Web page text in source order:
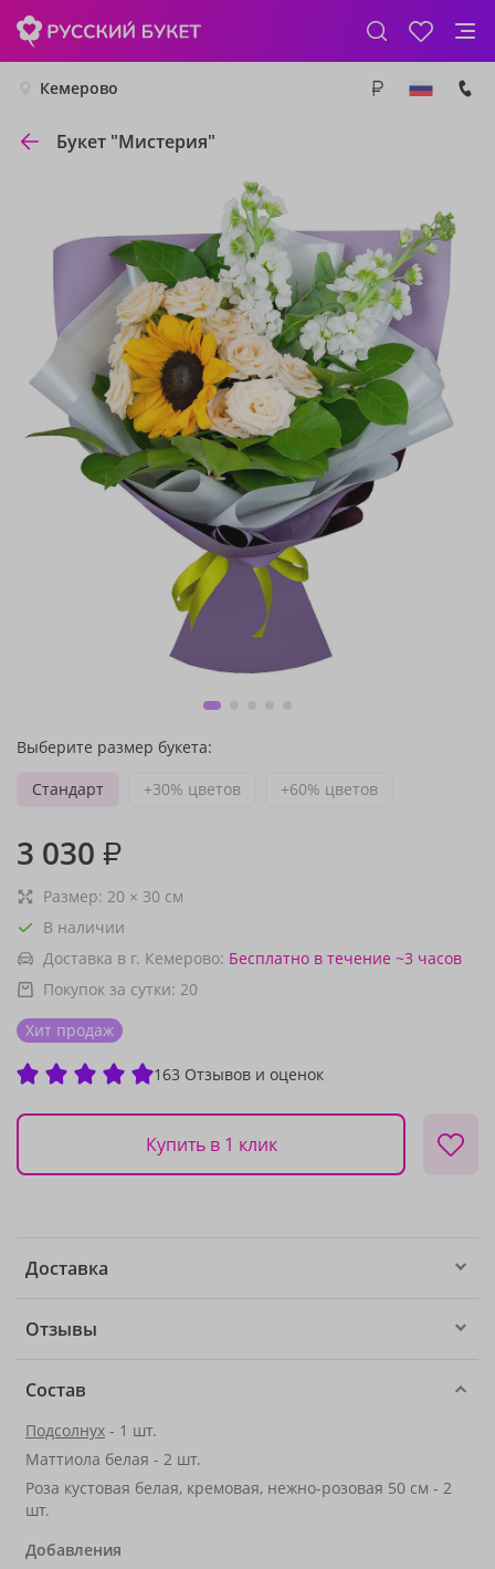
Кемерово
Букет "Мистерия"
Выберите размер букета:
Стандарт
+30% цветов +60% цветов
3 030 ₽
Размер: 20 × 30 см
В наличии
Доставка в г. Кемерово: Бесплатно в течение ~3 часов
Покупок за сутки: 20
Хит продаж
163 Отзывов и оценок
Купить в 1 клик
Доставка
Отзывы
Состав
Подсолнух - 1 шт.
Маттиола белая - 2 шт.
Роза кустовая белая, кремовая, нежно-розовая 50 см - 2
шт.
Добавления